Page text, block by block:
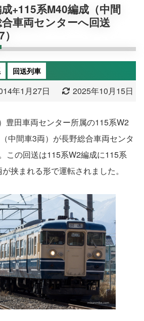
+115系M40編成（中間
車両センターへ回送
回送列車
年1月27日 2025年10月15日
豊田車両センター所属の115系W2
中間車3両）が長野総合車両センタ
この回送は115系W2編成に115系
挟まれる形で運転されました。